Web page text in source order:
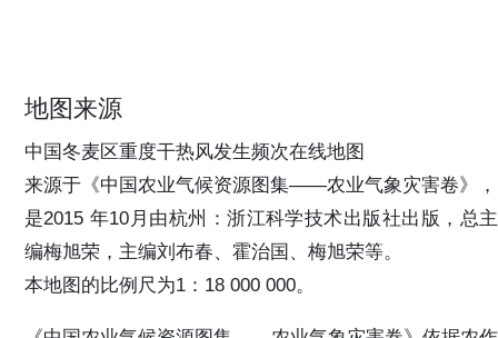
地图来源
中国冬麦区重度干热风发生频次在线地图
来源于《中国农业气候资源图集——农业气象灾害卷》，
是2015 年10月由杭州：浙江科学技术出版社出版，总主
编梅旭荣，主编刘布春、霍治国、梅旭荣等。
本地图的比例尺为1：18 000 000。